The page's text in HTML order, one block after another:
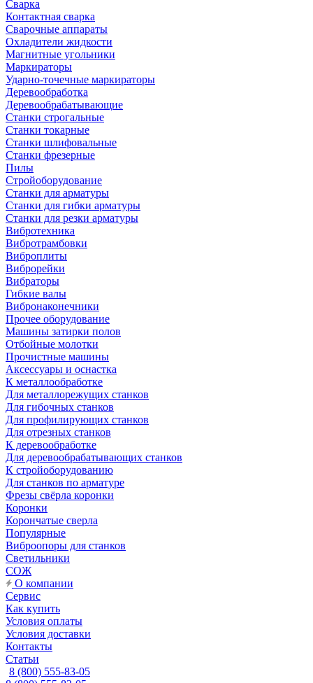
Сварка
Контактная сварка
Сварочные аппараты
Охладители жидкости
Магнитные угольники
Маркираторы
Ударно-точечные маркираторы
Деревообработка
Деревообрабатывающие
Станки строгальные
Станки токарные
Станки шлифовальные
Станки фрезерные
Пилы
Стройоборудование
Станки для арматуры
Станки для гибки арматуры
Станки для резки арматуры
Вибротехника
Вибротрамбовки
Виброплиты
Виброрейки
Вибраторы
Гибкие валы
Вибронаконечники
Прочее оборудование
Машины затирки полов
Отбойные молотки
Прочистные машины
Аксeccyapы и оснастка
К металлообработке
Для металлорежущих станков
Для гибочных станков
Для профилирующих станков
Для отрезных станков
К деревообработке
Для деревообрабатывающих станков
К стройоборудованию
Для станков по арматуре
Фрезы свёрла коронки
Коронки
Корончатые сверла
Популярные
Виброопоры для станков
Светильники
СОЖ
О компании
Сервис
Как купить
Условия оплаты
Условия доставки
Контакты
Статьи
8 (800) 555-83-05